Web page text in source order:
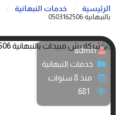
الرئيسية خدمات النبهانية
بالنبهانية 0503162506
admin
خدمات النبهانية
منذ 8 سنوات